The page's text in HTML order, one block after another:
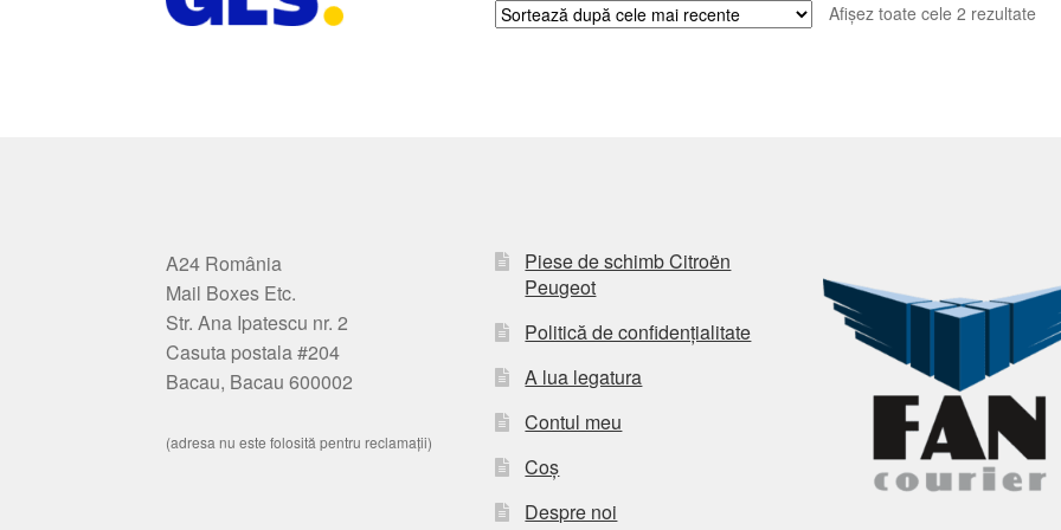
Afișez toate cele 2 rezultate
A24 România
Mail Boxes Etc.
Str. Ana Ipatescu nr. 2
Casuta postala #204
Bacau, Bacau 600002
(adresa nu este folosită pentru reclamații)
Piese de schimb Citroën
Peugeot
Politică de confidențialitate
A lua legatura
Contul meu
Coș
Despre noi